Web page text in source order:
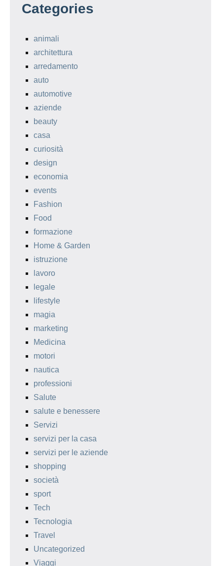
Categories
animali
architettura
arredamento
auto
automotive
aziende
beauty
casa
curiosità
design
economia
events
Fashion
Food
formazione
Home & Garden
istruzione
lavoro
legale
lifestyle
magia
marketing
Medicina
motori
nautica
professioni
Salute
salute e benessere
Servizi
servizi per la casa
servizi per le aziende
shopping
società
sport
Tech
Tecnologia
Travel
Uncategorized
Viaggi